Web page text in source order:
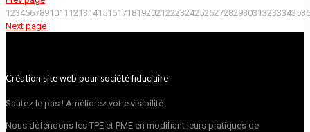
1234567891011 12131415161718192021222324252627282930313233343536
Next page
Création site web pour société fiduciaire
Sautez le pas ! Améliorez votre visibilité.
Nous défendons les TPE et PME en modifiant leurs pratiques de